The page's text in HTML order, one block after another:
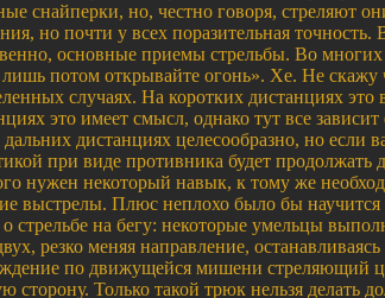
снайперки, но, честно говоря, стреляют
но почти у всех поразительная
основные приемы стрельбы. Во
потом открывайте огонь». Хе. Не скажу
случаях. На коротких дистанциях
это имеет смысл, однако тут все
дистанциях целесообразно, но если
при виде противника будет продолжать
нужен некоторый навык, к тому же
выстрелы. Плюс неплохо было бы научится
стрельбе на бегу: некоторые умельцы
резко меняя направление,
по движущейся мишени стреляющий
сторону. Только такой трюк нельзя делать